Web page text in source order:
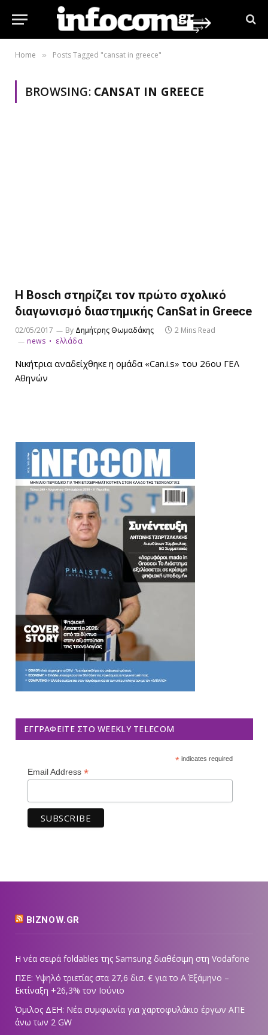
Home » Posts Tagged "cansat in greece"
BROWSING: CANSAT IN GREECE
Η Bosch στηρίζει τον πρώτο σχολικό
διαγωνισμό διαστημικής CanSat in Greece
02/05/2017 By Δημήτρης Θωμαδάκης
2 Mins Read
news
ελλάδα
Νικήτρια αναδείχθηκε η ομάδα «Can.i.s» του 26ου ΓΕΛ
Αθηνών
ΕΓΓΡΑΦΕΊΤΕ ΣΤΟ WEEKLY TELECOM
*indicates required
Email Address *
BIZNOW.GR
Η νέα σειρά foldables της Samsung διαθέσιμη στη Vodafone
ΠΣΕ: Υψηλό τριετίας στα 27,6 δισ. € για το Α΄ Εξάμηνο –
Εκτίναξη +26,3% τον Ιούνιο
Όμιλος ΔΕΗ: Νέα συμφωνία για χαρτοφυλάκιο έργων ΑΠΕ
άνω των 2 GW